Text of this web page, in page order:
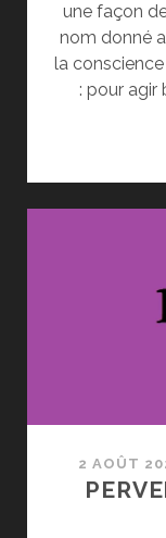
une façon
nom donné
la
: pour agir
2 AOÛT